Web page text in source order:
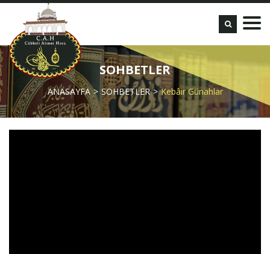
SOHBETLER
ANASAYFA SOHBETLER Kebâir Günahlar